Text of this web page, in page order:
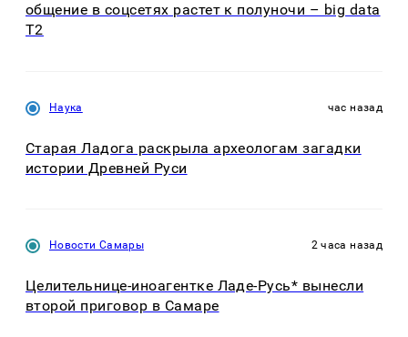
общение в соцсетях растет к полуночи – big data
T2
Наука час назад
Старая Ладога раскрыла археологам загадки
истории Древней Руси
Новости Самары 2 часа назад
Целительнице-иноагентке Ладе-Русь* вынесли
второй приговор в Самаре